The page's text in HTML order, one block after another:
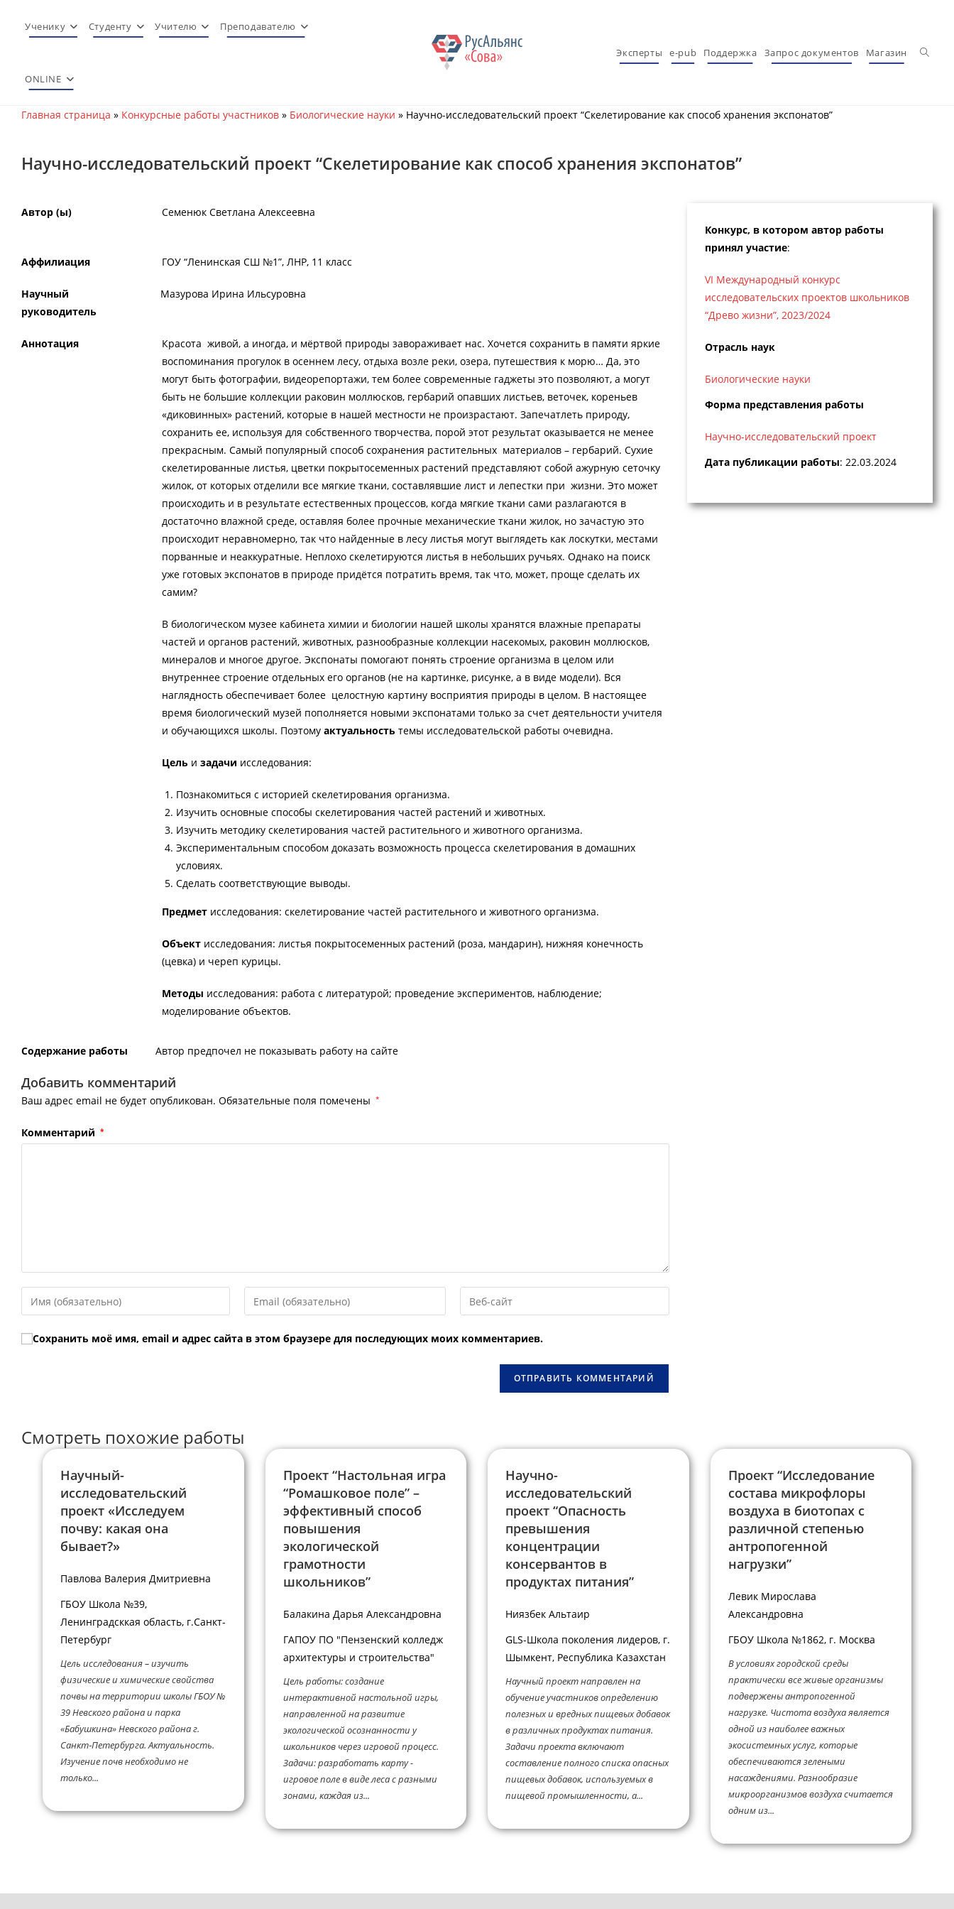
Ученику Студенту Учителю Преподавателю
ONLINE
Эксперты e-pub Поддержка Запрос документов Магазин
Главная страница » Конкурсные работы участников » Биологические науки » Научно-исследовательский проект “Скелетирование как способ хранения экспонатов”
Научно-исследовательский проект “Скелетирование как способ хранения экспонатов”
Автор (ы) Семенюк Светлана Алексеевна
Аффилиация ГОУ “Ленинская СШ №1”, ЛНР, 11 класс
Научный
руководитель
Мазурова Ирина Ильсуровна
Аннотация
Красота живой, а иногда, и мёртвой природы завораживает нас. Хочется сохранить в памяти яркие
воспоминания прогулок в осеннем лесу, отдыха возле реки, озера, путешествия к морю… Да, это
могут быть фотографии, видеорепортажи, тем более современные гаджеты это позволяют, а могут
быть не большие коллекции раковин моллюсков, гербарий опавших листьев, веточек, кореньев
«диковинных» растений, которые в нашей местности не произрастают. Запечатлеть природу,
сохранить ее, используя для собственного творчества, порой этот результат оказывается не менее
прекрасным. Самый популярный способ сохранения растительных материалов – гербарий. Сухие
скелетированные листья, цветки покрытосеменных растений представляют собой ажурную сеточку
жилок, от которых отделили все мягкие ткани, составлявшие лист и лепестки при жизни. Это может
происходить и в результате естественных процессов, когда мягкие ткани сами разлагаются в
достаточно влажной среде, оставляя более прочные механические ткани жилок, но зачастую это
происходит неравномерно, так что найденные в лесу листья могут выглядеть как лоскутки, местами
порванные и неаккуратные. Неплохо скелетируются листья в небольших ручьях. Однако на поиск
уже готовых экспонатов в природе придётся потратить время, так что, может, проще сделать их
самим?
В биологическом музее кабинета химии и биологии нашей школы хранятся влажные препараты
частей и органов растений, животных, разнообразные коллекции насекомых, раковин моллюсков,
минералов и многое другое. Экспонаты помогают понять строение организма в целом или
внутреннее строение отдельных его органов (не на картинке, рисунке, а в виде модели). Вся
наглядность обеспечивает более целостную картину восприятия природы в целом. В настоящее
время биологический музей пополняется новыми экспонатами только за счет деятельности учителя
и обучающихся школы. Поэтомуактуальность темы исследовательской работы очевидна.
Цель изадачи исследования:
Познакомиться с историей скелетирования организма.
Изучить основные способы скелетирования частей растений и животных.
Изучить методику скелетирования частей растительного и животного организма.
Экспериментальным способом доказать возможность процесса скелетирования в домашних
условиях.
Сделать соответствующие выводы.
Предмет исследования: скелетирование частей растительного и животного организма.
Объект исследования: листья покрытосеменных растений (роза, мандарин), нижняя конечность
(цевка) и череп курицы.
Методы исследования: работа с литературой; проведение экспериментов, наблюдение;
моделирование объектов.
Содержание работы Автор предпочел не показывать работу на сайте
Добавить комментарий
Ваш адрес email не будет опубликован. Обязательные поля помечены *
Комментарий *
Введите
свое
имя
или
Введите
свой
Введите
URL
(необязательно)
Сохранить моё имя, email и адрес сайта в этом браузере для последующих моих комментариев.
Конкурс, в котором автор работы
принял участие:
VI Международный конкурс
исследовательских проектов школьников
“Древо жизни”, 2023/2024
Отрасль наук
Биологические науки
Форма представления работы
Научно-исследовательский проект
Дата публикации работы: 22.03.2024
Смотреть похожие работы
Научный-
исследовательский
проект «Исследуем
почву: какая она
бывает?»
Павлова Валерия Дмитриевна
ГБОУ Школа №39,
Ленинградсккая область, г.Санкт-
Петербург
Цель исследования – изучить
физические и химические свойства
почвы на территории школы ГБОУ №
39 Невского района и парка
«Бабушкина» Невского района г.
Санкт‑Петербурга. Актуальность.
Изучение почв необходимо не
только...
Проект “Настольная игра
“Ромашковое поле” –
эффективный способ
повышения
экологической
грамотности
школьников”
Балакина Дарья Александровна
ГАПОУ ПО "Пензенский колледж
архитектуры и строительства"
Цель работы: создание
интерактивной настольной игры,
направленной на развитие
экологической осознанности у
школьников через игровой процесс.
Задачи: разработать карту -
игровое поле в виде леса с разными
зонами, каждая из...
Научно-
исследовательский
проект “Опасность
превышения
концентрации
консервантов в
продуктах питания”
Ниязбек Альтаир
GLS-Школа поколения лидеров, г.
Шымкент, Республика Казахстан
Научный проект направлен на
обучение участников определению
полезных и вредных пищевых добавок
в различных продуктах питания.
Задачи проекта включают
составление полного списка опасных
пищевых добавок, используемых в
пищевой промышленности, а...
Проект “Исследование
состава микрофлоры
воздуха в биотопах с
различной степенью
антропогенной
нагрузки”
Левик Мирослава
Александровна
ГБОУ Школа №1862, г. Москва
В условиях городской среды
практически все живые организмы
подвержены антропогенной
нагрузке. Чистота воздуха является
одной из наиболее важных
экосистемных услуг, которые
обеспечиваются зелеными
насаждениями. Разнообразие
микроорганизмов воздуха считается
одним из...